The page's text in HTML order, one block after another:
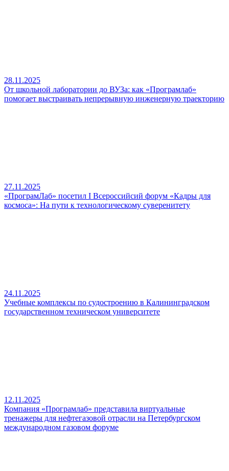
28.11.2025
От школьной лаборатории до ВУЗа: как «Програмлаб»
помогает выстраивать непрерывную инженерную траекторию
27.11.2025
«ПрограмЛаб» посетил I Всероссийсий форум «Кадры для
космоса»: На пути к технологическому суверенитету
24.11.2025
Учебные комплексы по судостроению в Калининградском
государственном техническом университете
12.11.2025
Компания «Програмлаб» представила виртуальные
тренажеры для нефтегазовой отрасли на Петербургском
международном газовом форуме